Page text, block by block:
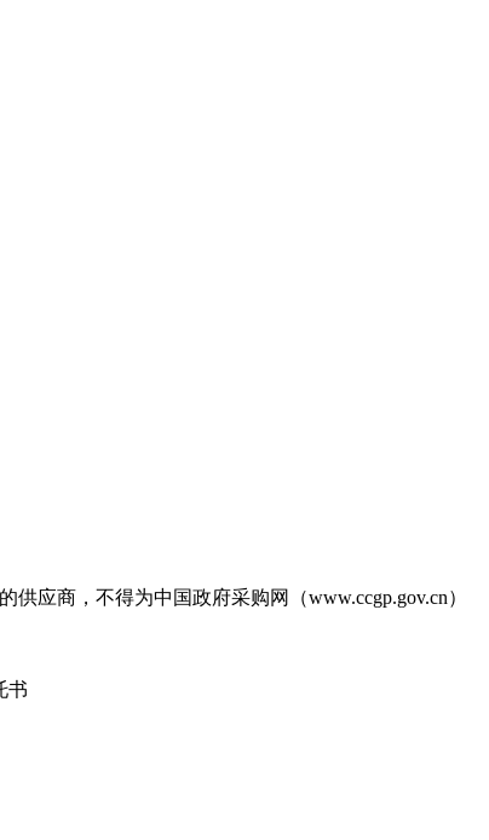
应商，不得为中国政府采购网（www.ccgp.gov.cn）
书